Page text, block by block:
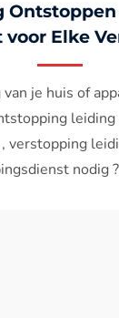
Van
meer door ?
wc ,
- ons ? V.A